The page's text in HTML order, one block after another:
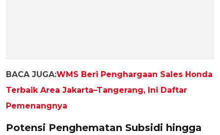
BACA JUGA:WMS Beri Penghargaan Sales Honda
Terbaik Area Jakarta–Tangerang, Ini Daftar
Pemenangnya
Potensi Penghematan Subsidi hingga